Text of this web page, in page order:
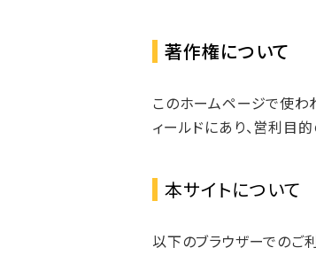
著作権について
このホームページで使わ
ィールドにあり、営利目
本サイトについて
以下のブラウザーでのご